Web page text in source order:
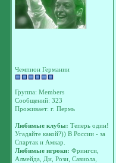
Чемпион Германии
Группа: Members
Сообщений: 323
Проживает: г. Пермь
Любимые клубы: Теперь один!
Угадайте какой?)) В России - за
Спартак и Амкар.
Любимые игроки: Фрингси,
Алмейда, Ди, Рози, Савиола,